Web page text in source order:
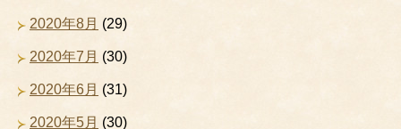
2020年8月 (29)
2020年7月 (30)
2020年6月 (31)
2020年5月 (30)